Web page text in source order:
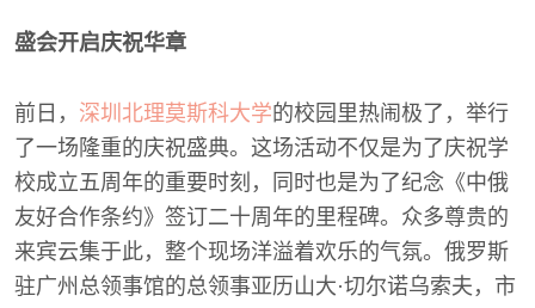
盛会开启庆祝华章
前日， 深圳北理莫斯科大学的校园里热闹极了，举行
了一场隆重的庆祝盛典。这场活动不仅是为了庆祝学
校成立五周年的重要时刻，同时也是为了纪念《中俄
友好合作条约》签订二十周年的里程碑。众多尊贵的
来宾云集于此，整个现场洋溢着欢乐的气氛。俄罗斯
驻广州总领事馆的总领事亚历山大·切尔诺乌索夫，市